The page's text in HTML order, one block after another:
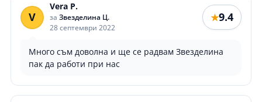
V
Vera P.
за Звезделина Ц.
28 септември 2022
★9.4
Много съм доволна и ще се радвам Звезделина
пак да работи при нас